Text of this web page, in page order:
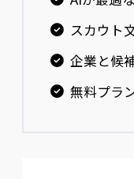
スカウト
企業と候
無料プラ